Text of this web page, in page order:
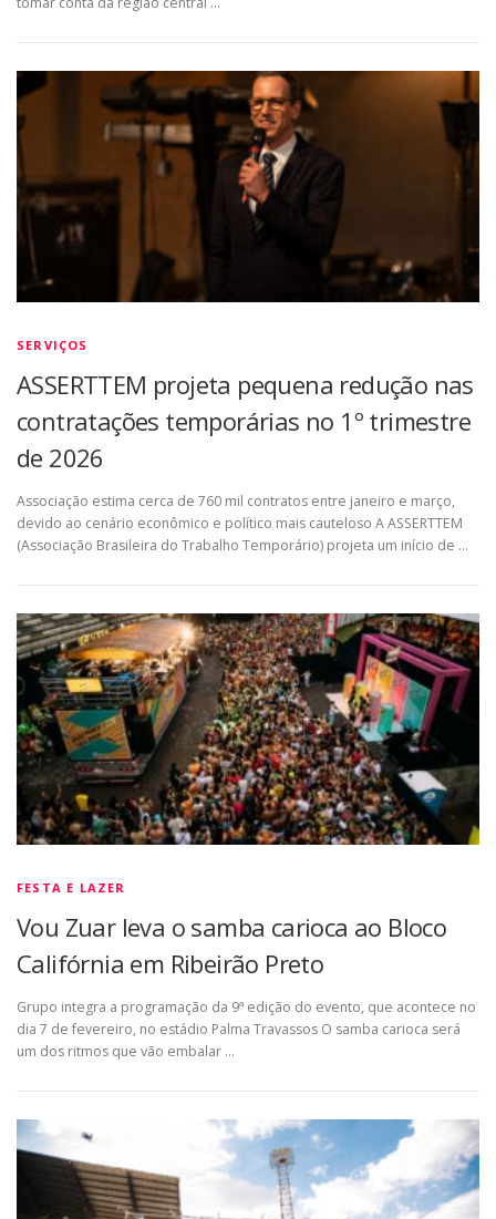
SERVIÇOS
ASSERTTEM projeta pequena redução nas
contratações temporárias no 1º trimestre
de 2026
Associação estima cerca de 760 mil contratos entre janeiro e março,
devido ao cenário econômico e político mais cauteloso A ASSERTTEM
(Associação Brasileira do Trabalho Temporário) projeta um início de …
FESTA E LAZER
Vou Zuar leva o samba carioca ao Bloco
Califórnia em Ribeirão Preto
Grupo integra a programação da 9ª edição do evento, que acontece no
dia 7 de fevereiro, no estádio Palma Travassos O samba carioca será
um dos ritmos que vão embalar …